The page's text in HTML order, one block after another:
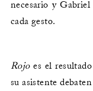
necesario y
cada gesto.
Rojoes el
su asistente